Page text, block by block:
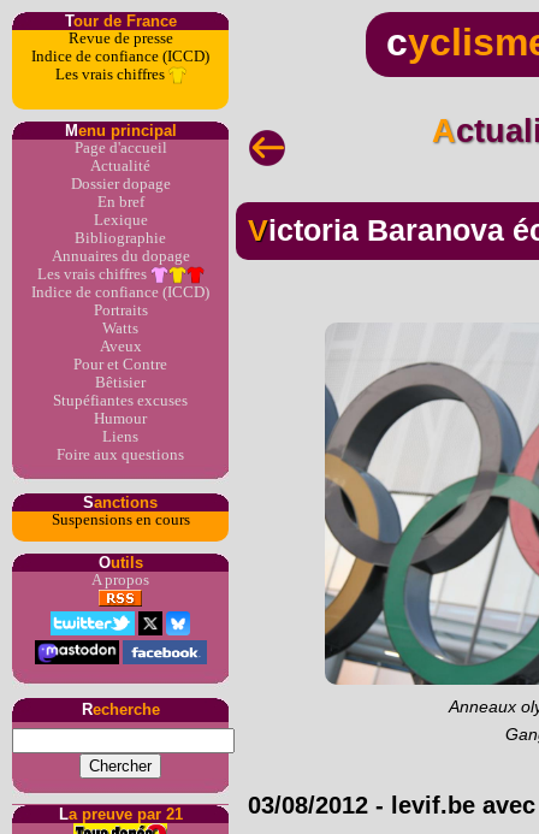
Tour de France
Revue de presse
Indice de confiance (ICCD)
Les vrais chiffres
Menu principal
Page d'accueil
Actualité
Dossier dopage
En bref
Lexique
Bibliographie
Annuaires du dopage
Les vrais chiffres
Indice de confiance (ICCD)
Portraits
Watts
Aveux
Pour et Contre
Bêtisier
Stupéfiantes excuses
Humour
Liens
Foire aux questions
Sanctions
Suspensions en cours
Outils
A propos
Recherche
La preuve par 21
c
Victoria Baranova
Anneaux
03/08/2012 - levif.be